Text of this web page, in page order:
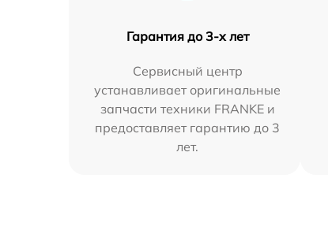
Гарантия до 3-х лет
Сервисный центр
устанавливает оригинальные
запчасти техники FRANKE и
предоставляет гарантию до 3
лет.